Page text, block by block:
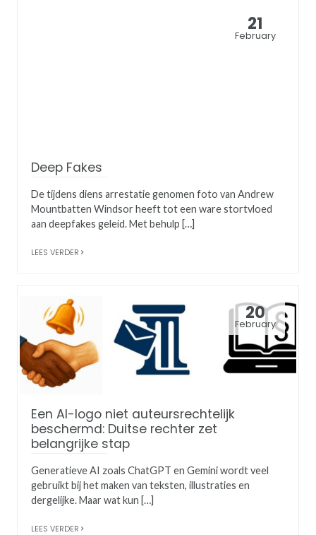
21
February
Deep Fakes
De tijdens diens arrestatie genomen foto van Andrew
Mountbatten Windsor heeft tot een ware stortvloed
aan deepfakes geleid. Met behulp […]
LEES VERDER
20
February
Een AI-logo niet auteursrechtelijk
beschermd: Duitse rechter zet
belangrijke stap
Generatieve AI zoals ChatGPT en Gemini wordt veel
gebruikt bij het maken van teksten, illustraties en
dergelijke. Maar wat kun […]
LEES VERDER